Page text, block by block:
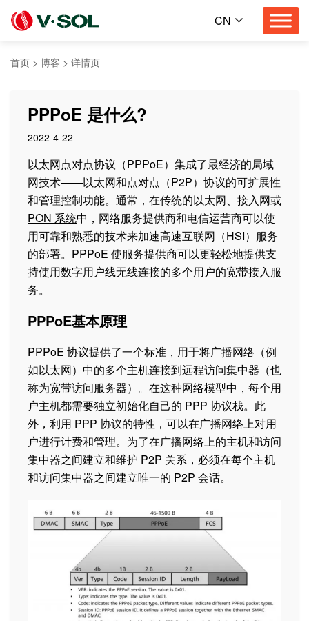
CN
首页 > 博客 > 详情页
PPPoE 是什么?
2022-4-22
以太网点对点协议（PPPoE）集成了最经济的局域
网技术——以太网和点对点（P2P）协议的可扩展性
和管理控制功能。通常，在传统的以太网、接入网或
PON 系统中，网络服务提供商和电信运营商可以使
用可靠和熟悉的技术来加速高速互联网（HSI）服务
的部署。PPPoE 使服务提供商可以更轻松地提供支
持使用数字用户线无线连接的多个用户的宽带接入服
务。
PPPoE基本原理
PPPoE 协议提供了一个标准，用于将广播网络（例
如以太网）中的多个主机连接到远程访问集中器（也
称为宽带访问服务器）。在这种网络模型中，每个用
户主机都需要独立初始化自己的 PPP 协议栈。此
外，利用 PPP 协议的特性，可以在广播网络上对用
户进行计费和管理。为了在广播网络上的主机和访问
集中器之间建立和维护 P2P 关系，必须在每个主机
和访问集中器之间建立唯一的 P2P 会话。